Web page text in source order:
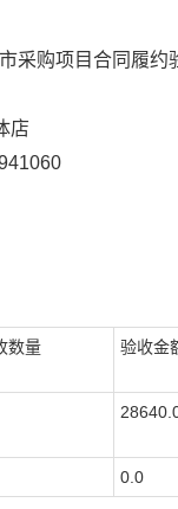
采购项目合同履约
店
数量 验收金
0.0